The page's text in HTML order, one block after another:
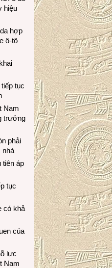
hiệu
hợp
ô-tô
tục
Nam
trưởng
phải
nhà
tiên áp
tục
có khả
của
lực
Nam